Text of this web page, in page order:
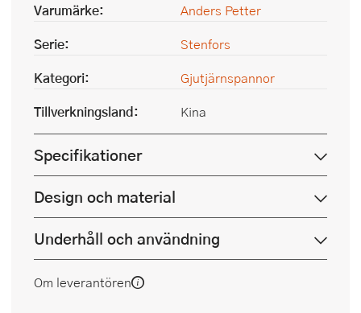
Varumärke:
Anders Petter
Serie:
Stenfors
Kategori:
Gjutjärnspannor
Tillverkningsland:
Kina
Specifikationer
Design och material
Underhåll och användning
Om leverantören